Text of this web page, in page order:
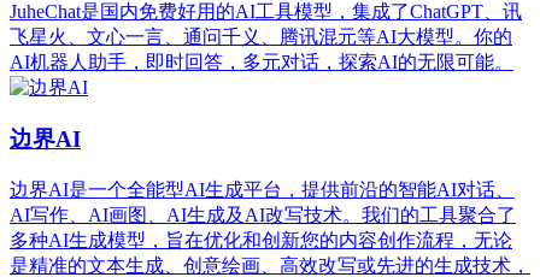
JuheChat是国内免费好用的AI工具模型，集成了ChatGPT、讯
飞星火、文心一言、通问千义、腾讯混元等AI大模型。你的
AI机器人助手，即时回答，多元对话，探索AI的无限可能。
边界AI
边界AI是一个全能型AI生成平台，提供前沿的智能AI对话、
AI写作、AI画图、AI生成及AI改写技术。我们的工具聚合了
多种AI生成模型，旨在优化和创新您的内容创作流程，无论
是精准的文本生成、创意绘画、高效改写或先进的生成技术，